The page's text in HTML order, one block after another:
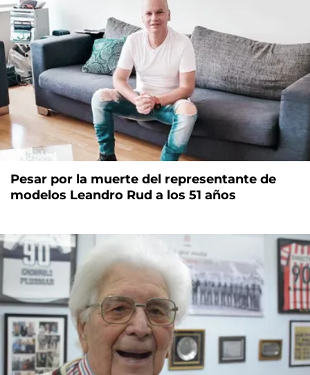
Pesar por la muerte del representante de
modelos Leandro Rud a los 51 años